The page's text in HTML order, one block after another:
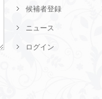
候補者登録
ニュース
ログイン